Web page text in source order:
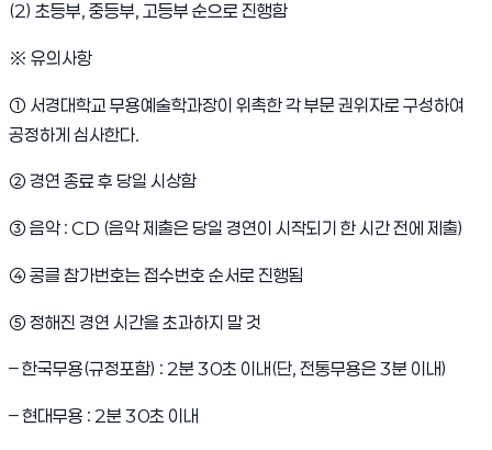
(2) 초등부, 중등부, 고등부 순으로 진행함
※ 유의사항
① 서경대학교 무용예술학과장이 위촉한 각 부문 권위자로 구성하여
공정하게 심사한다.
② 경연 종료 후 당일 시상함
③ 음악 : CD (음악 제출은 당일 경연이 시작되기 한 시간 전에 제출)
④ 콩클 참가번호는 접수번호 순서로 진행됨
⑤ 정해진 경연 시간을 초과하지 말 것
– 한국무용(규정포함) : 2분 30초 이내(단, 전통무용은 3분 이내)
– 현대무용 : 2분 30초 이내